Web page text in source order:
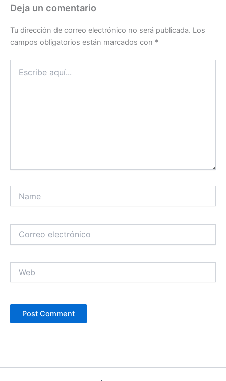
Deja un comentario
Tu dirección de correo electrónico no será publicada. Los
campos obligatorios están marcados con *
aquí...
electrónico